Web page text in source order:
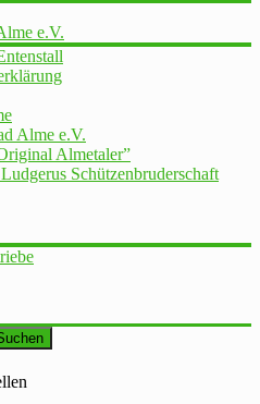
e.V.
Alme e.V.
Almetaler”
Schützenbruderschaft